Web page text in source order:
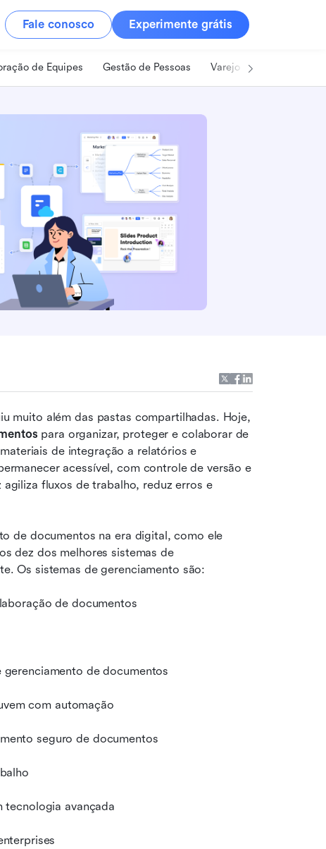
Fale conosco Experimente grátis
de Equipes Gestão de Pessoas Varejo
muito além das pastas compartilhadas. Hoje,
para organizar, proteger e colaborar de
de integração a relatórios e
acessível, com controle de versão e
fluxos de trabalho, reduz erros e
de documentos na era digital, como ele
dez dos melhores sistemas de
Os sistemas de gerenciamento são:
de documentos
de documentos
com automação
seguro de documentos
avançada